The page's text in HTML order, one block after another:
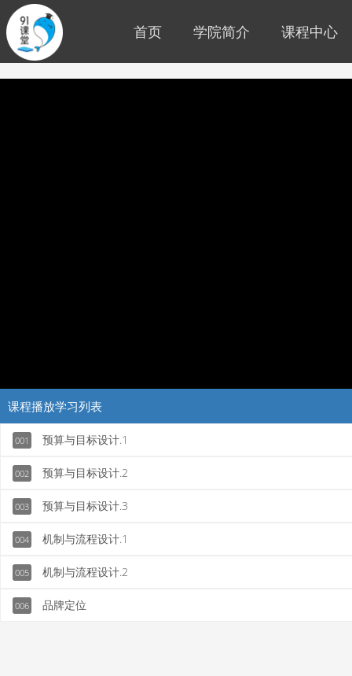
首页 学院简介 课程中心
课程播放学习列表
001 预算与目标设计.1
002 预算与目标设计.2
003 预算与目标设计.3
004 机制与流程设计.1
005 机制与流程设计.2
006 品牌定位